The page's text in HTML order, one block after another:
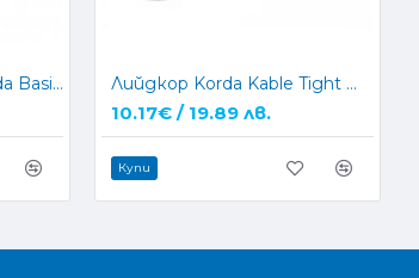
Ножица за влакно Korda BasiX Rig Scissors Лийдкор Korda Kable Tight Weave - 7м
10.17€ / 19.89 лв.
Купи